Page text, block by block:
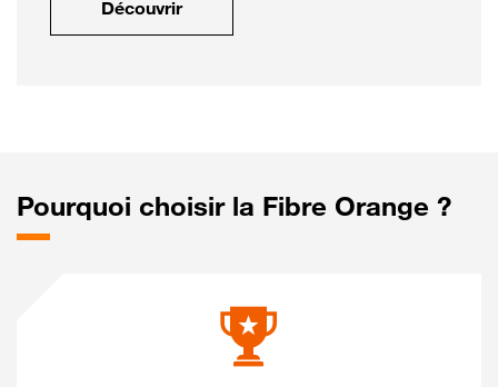
Découvrir
Pourquoi choisir la Fibre Orange ?